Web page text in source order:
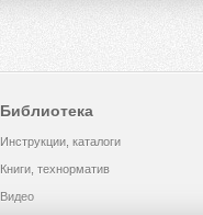
Библиотека
Инструкции, каталоги
Книги, технорматив
Видео